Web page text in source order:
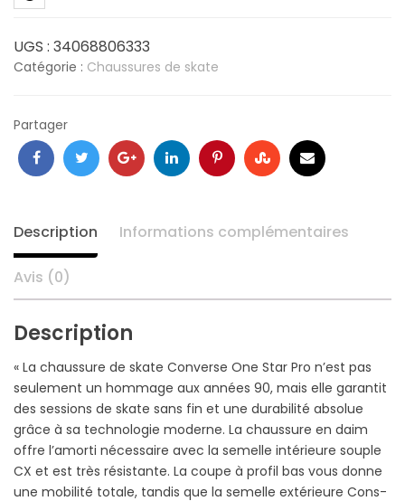
UGS : 34068806333
Catégorie : Chaussures de skate
Partager
FacebookTwitter GoogleLinkedInPinterestStumbleupon
Email
Description Informations complémentaires
Avis (0)
Description
« La chaussure de skate Converse One Star Pro n’est pas
seulement un hommage aux années 90, mais elle garantit
des sessions de skate sans fin et une durabilité absolue
grâce à sa technologie moderne. La chaussure en daim
offre l’amorti nécessaire avec la semelle intérieure souple
CX et est très résistante. La coupe à profil bas vous donne
une mobilité totale, tandis que la semelle extérieure Cons-